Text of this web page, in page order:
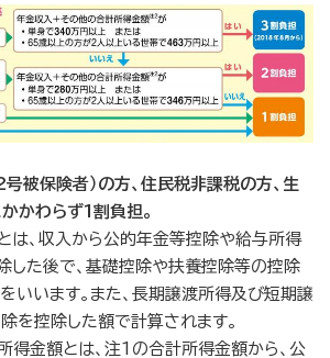
被保険者）の方、住民税非課税の方、生
かわらず1割負担。
は、収入から公的年金等控除や給与所得
した後で、基礎控除や扶養控除等の控除
いいます。また、長期譲渡所得及び短期譲
を控除した額で計算されます。
得金額とは、注1の合計所得金額から、公